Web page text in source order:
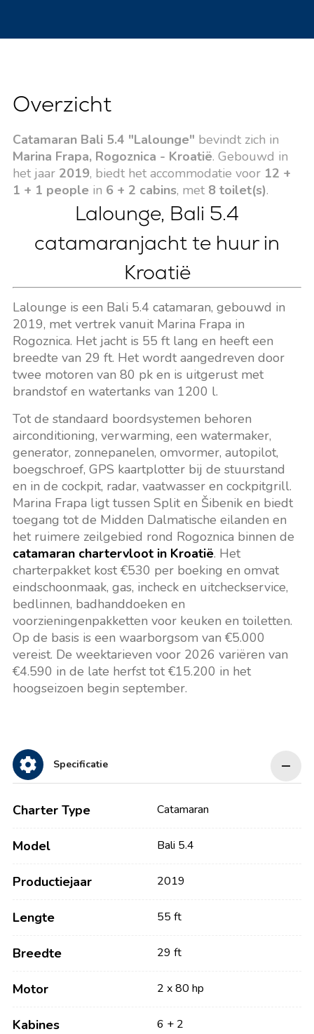
Overzicht
Catamaran Bali 5.4 "Lalounge" bevindt zich in
Marina Frapa, Rogoznica - Kroatië. Gebouwd in
het jaar 2019, biedt het accommodatie voor 12 +
1 + 1 people in 6 + 2 cabins, met 8 toilet(s).
Lalounge, Bali 5.4
catamaranjacht te huur in
Kroatië
Lalounge is een Bali 5.4 catamaran, gebouwd in
2019, met vertrek vanuit Marina Frapa in
Rogoznica. Het jacht is 55 ft lang en heeft een
breedte van 29 ft. Het wordt aangedreven door
twee motoren van 80 pk en is uitgerust met
brandstof en watertanks van 1200 l.
Tot de standaard boordsystemen behoren
airconditioning, verwarming, een watermaker,
generator, zonnepanelen, omvormer, autopilot,
boegschroef, GPS kaartplotter bij de stuurstand
en in de cockpit, radar, vaatwasser en cockpitgrill.
Marina Frapa ligt tussen Split en Šibenik en biedt
toegang tot de Midden Dalmatische eilanden en
het ruimere zeilgebied rond Rogoznica binnen de
catamaran chartervloot in Kroatië. Het
charterpakket kost €530 per boeking en omvat
eindschoonmaak, gas, incheck en uitcheckservice,
bedlinnen, badhanddoeken en
voorzieningenpakketten voor keuken en toiletten.
Op de basis is een waarborgsom van €5.000
vereist. De weektarieven voor 2026 variëren van
€4.590 in de late herfst tot €15.200 in het
hoogseizoen begin september.
Specificatie
Charter Type Catamaran
Model Bali 5.4
Productiejaar 2019
Lengte 55 ft
Breedte 29 ft
Motor 2 x 80 hp
Kabines 6 + 2